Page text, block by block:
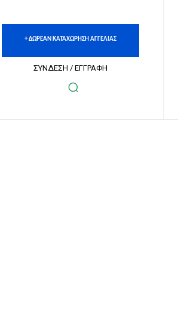
ΑΓΓΕΛΙΩΝ ΑΚΙΝΗΤΩΝ &
+ ΔΩΡΕΑΝ ΚΑΤΑΧΩΡΗΣΗ ΑΓΓΕΛΙΑΣ
ΣΥΝΔΕΣΗ / ΕΓΓΡΑΦΗ